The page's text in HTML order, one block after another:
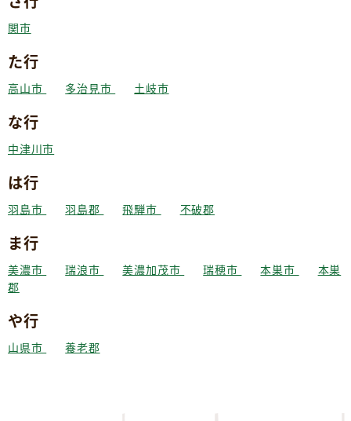
関市
た行
高山市 多治見市 土岐市
な行
中津川市
は行
羽島市 羽島郡 飛騨市 不破郡
ま行
美濃市 瑞浪市 美濃加茂市 瑞穂市 本巣市
本巣
郡
や行
山県市 養老郡